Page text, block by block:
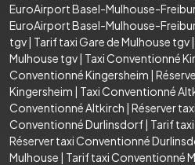
EuroAirport Basel-Mulhouse-
EuroAirport Basel-Mulhouse-
tgv| Tarif taxi Gare de Mulhouse tgv|
Mulhouse tgv| Taxi Conventionné
Conventionné Kingersheim |
Kingersheim | Taxi Conventionné
Conventionné Altkirch | Réserver
Conventionné Durlinsdorf| Tarif
Réserver taxi Conventionné
Mulhouse | Tarif taxi Conventionné